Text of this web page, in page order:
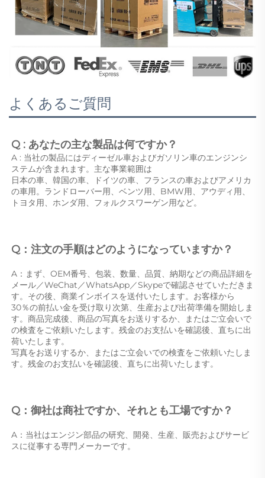
よくあるご質問
Q : あなたの主な製品は何ですか？
A : 当社の製品にはディーゼル車およびガソリン車のエンジンシ
ステムが含まれます。主な事業範囲は
日本の車、韓国の車、ドイツの車、フランスの車およびアメリカ
の車用。ランドローバー用、ベンツ用、BMW用、アウディ用、
トヨタ用、ホンダ用、フォルクスワーゲン用など。
Q：注文の手順はどのようになっていますか？
A：まず、OEM番号、包装、数量、品質、納期などの商品詳細を
メール／WeChat／WhatsApp／Skypeで確認させていただきま
す。その後、商業インボイスを送付いたします。お客様から
30％の前払い金を受け取り次第、生産および出荷準備を開始しま
す。商品完成後、商品の写真をお送りするか、またはご立会いで
の検査をご依頼いたします。残金のお支払いを確認後、直ちに出
荷いたします。
写真をお送りするか、またはご立会いでの検査をご依頼いたしま
す。残金のお支払いを確認後、直ちに出荷いたします。
Q：御社は商社ですか、それとも工場ですか？
A：当社はエンジン部品の研究、開発、生産、販売およびサービ
スに従事する専門メーカーです。